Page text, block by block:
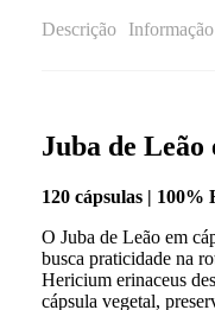
Descrição
Juba de Leão
120 cápsulas | 100%
O Juba de Leão em
busca praticidade na
Hericium erinaceus
cápsula vegetal,